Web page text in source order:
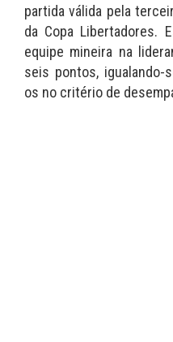
partida válida pela
da Copa Libertadores.
equipe mineira na
seis pontos, igualando-
os no critério de